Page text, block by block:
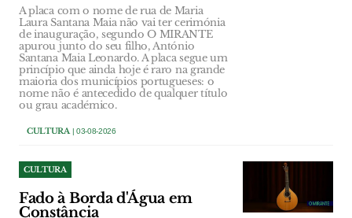
A placa com o nome de rua de Maria
Laura Santana Maia não vai ter cerimónia
de inauguração, segundo O MIRANTE
apurou junto do seu filho, António
Santana Maia Leonardo. A placa segue um
princípio que ainda hoje é raro na grande
maioria dos municípios portugueses: o
nome não é antecedido de qualquer título
ou grau académico.
CULTURA| 03-08-2026
CULTURA
Fado à Borda d'Água em
Constância